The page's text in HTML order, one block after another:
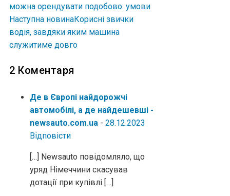
можна орендувати подобово: умови
Наступна новинаКорисні звички
водія, завдяки яким машина
служитиме довго
2 Коментаря
Де в Європі найдорожчі
автомобілі, а де найдешевші -
newsauto.com.ua - 28.12.2023
Відповіcти
[…] Newsauto повідомляло, що
уряд Німеччини скасував
дотації при купівлі […]